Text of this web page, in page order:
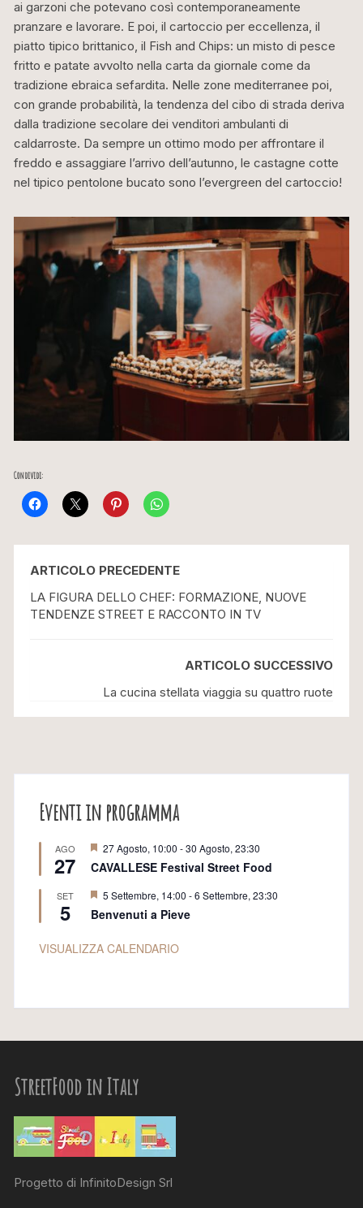
ai garzoni che potevano così contemporaneamente
pranzare e lavorare. E poi, il cartoccio per eccellenza, il
piatto tipico brittanico, il Fish and Chips: un misto di pesce
fritto e patate avvolto nella carta da giornale come da
tradizione ebraica sefardita. Nelle zone mediterranee poi,
con grande probabilità, la tendenza del cibo di strada deriva
dalla tradizione secolare dei venditori ambulanti di
caldarroste. Da sempre un ottimo modo per affrontare il
freddo e assaggiare l’arrivo dell’autunno, le castagne cotte
nel tipico pentolone bucato sono l’evergreen del cartoccio!
Condividi:
ARTICOLO PRECEDENTE
LA FIGURA DELLO CHEF: FORMAZIONE, NUOVE
TENDENZE STREET E RACCONTO IN TV
ARTICOLO SUCCESSIVO
La cucina stellata viaggia su quattro ruote
Eventi in programma
AGO
27
S
e
g
a
l
i
27 Agosto, 10:00 -30 Agosto, 23:30
CAVALLESE Festival Street Food
SET
5
S
g
a
5 Settembre, 14:00 -6 Settembre, 23:30
Benvenuti a Pieve
VISUALIZZA CALENDARIO
StreetFood in Italy
Progetto di InfinitoDesign Srl